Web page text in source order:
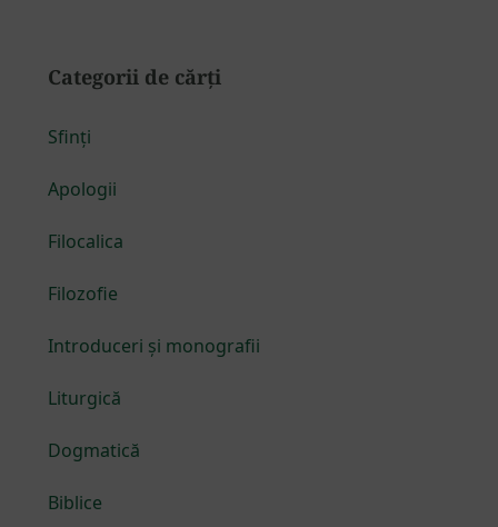
Categorii de cărți
Sfinți
Apologii
Filocalica
Filozofie
Introduceri și monografii
Liturgică
Dogmatică
Biblice